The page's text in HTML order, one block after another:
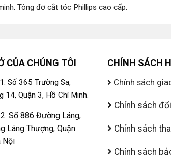
. Tông đơ cắt tóc Phillips cao cấp.
CỦA CHÚNG TÔI
Số 365 Trường Sa,
14, Quận 3, Hồ Chí Minh.
Số 886 Đường Láng,
Láng Thượng, Quận
Nội
CHÍNH SÁCH
Chính sách
Chính sách
Chính sách
Chính sách